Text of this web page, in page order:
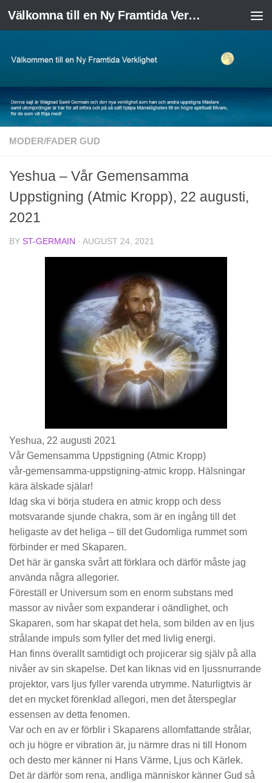
Skip to content Välkomna till en Ny Framtida Verklighet
MODER/FADER GUD
Yeshua – Vår Gemensamma
Uppstigning (Atmic Kropp), 22 augusti,
2021
BY ST-GERMAIN · AUGUST 24, 2021
Yeshua, 22 augusti 2021
Vår Gemensamma Uppstigning (Atmic Kropp)
vår-gemensamma-uppstigning-atmic kropp. Hälsningar
kära älskade själar!
Idag ska vi börja studera en atmic kropp och dess
motsvarande sjunde chakra, som är en ingång till det
heligaste av det heliga – till det Gudomliga rummet som
förbinder er med Skaparen.
Det här är ganska svårt att förklara och därför måste jag
använda några allegorier.
Föreställ er Universum som en enorm substans med
massor av nivåer som expanderar i oändlighet, och
Skaparen, som har skapat det hela, som bilden av en ljus
strålande impuls som fyller det med livlig energi.
Han finns överallt samtidigt och projicerar sig själv på alla
nivåer av sin skapelse. Det kan liknas vid en ljussnurrande
projektor, vars ljus fyller varenda utrymme. Naturligtvis är
det en mycket förenklad allegori, men det återspeglar
essensen av detta fenomen.
Var och en av er förblir i Skaparens allomfattande strålar,
och ju högre er vibration är, ju närmre dras ni till Honom
och desto mer känner ni Hans Värme, Ljus och Kärlek.
Det är därför som rena, andliga människor känner Gud så